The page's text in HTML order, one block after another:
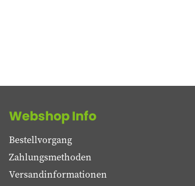
Webshop Info
Bestellvorgang
Zahlungsmethoden
Versandinformationen